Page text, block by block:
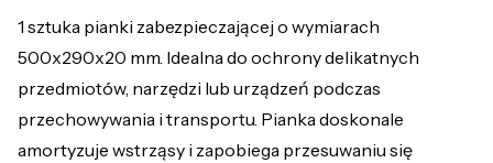
1 sztuka pianki zabezpieczającej o wymiarach
500x290x20 mm. Idealna do ochrony delikatnych
przedmiotów, narzędzi lub urządzeń podczas
przechowywania i transportu. Pianka doskonale
amortyzuje wstrząsy i zapobiega przesuwaniu się